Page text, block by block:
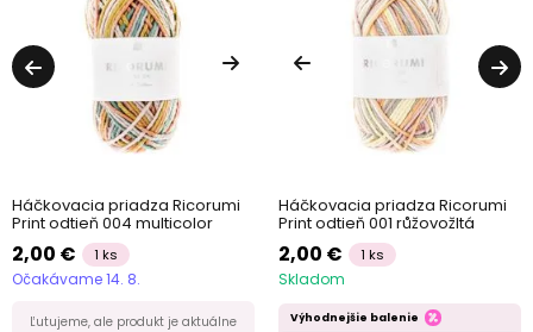
Háčkovacia priadza Ricorumi
Print odtieň 004 multicolor
2,00 € 1 ks
Očakávame 14. 8.
Ľutujeme, ale produkt je aktuálne
Háčkovacia priadza Ricorumi
Print odtieň 001 růžovožltá
2,00 € 1 ks
Skladom
Výhodnejšie balenie